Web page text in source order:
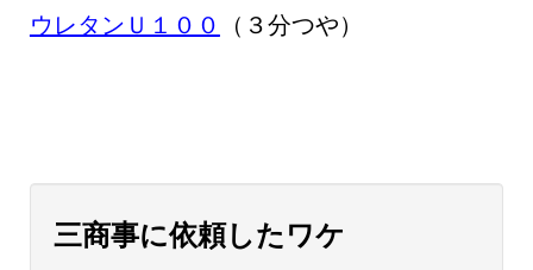
ウレタンＵ１００
（３分つや）
三商事に依頼したワケ